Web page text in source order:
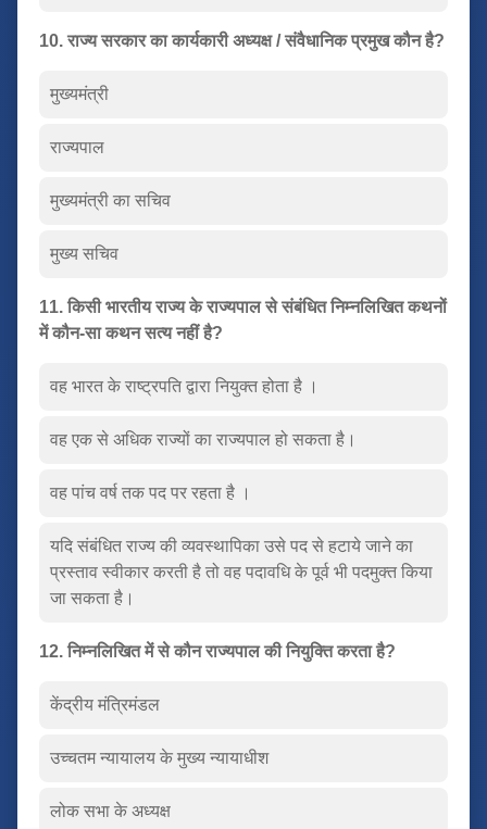
10. राज्य सरकार का कार्यकारी अध्यक्ष / संवैधानिक प्रमुख कौन है?
मुख्यमंत्री
राज्यपाल
मुख्यमंत्री का सचिव
मुख्य सचिव
11. किसी भारतीय राज्य के राज्यपाल से संबंधित निम्नलिखित कथनों
में कौन-सा कथन सत्य नहीं है?
वह भारत के राष्ट्रपति द्वारा नियुक्त होता है ।
वह एक से अधिक राज्यों का राज्यपाल हो सकता है।
वह पांच वर्ष तक पद पर रहता है ।
यदि संबंधित राज्य की व्यवस्थापिका उसे पद से हटाये जाने का
प्रस्ताव स्वीकार करती है तो वह पदावधि के पूर्व भी पदमुक्त किया
जा सकता है।
12. निम्नलिखित में से कौन राज्यपाल की नियुक्ति करता है?
केंद्रीय मंत्रिमंडल
उच्चतम न्यायालय के मुख्य न्यायाधीश
लोक सभा के अध्यक्ष